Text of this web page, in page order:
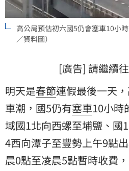
高公局預估初六國5仍會塞車10小
／資料圖）
[廣告] 請繼續
明天是春節連假最後一天
車潮，國5仍有塞車10小時
域國1北向西螺至埔鹽、國
4西向潭子至豐勢上午9點
晨0點至凌晨5點暫時收費